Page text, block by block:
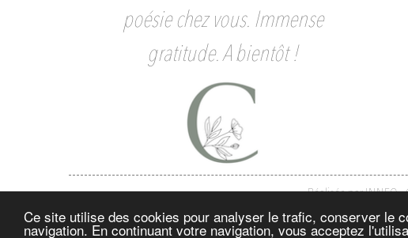
Ce site utilise des cookies pour analyser le trafic, conserver le
navigation. En continuant votre navigation, vous acceptez
poésie chez vous. Immense
gratitude. A bientôt !
Réalisée par INNEO